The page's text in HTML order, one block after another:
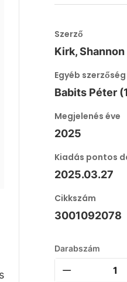
Szerző
Kirk, Shannon
Egyéb szerzőség
Babits Péter
Megjelenés éve
2025
Kiadás pontos
2025.03.27
Cikkszám
3001092078
Darabszám